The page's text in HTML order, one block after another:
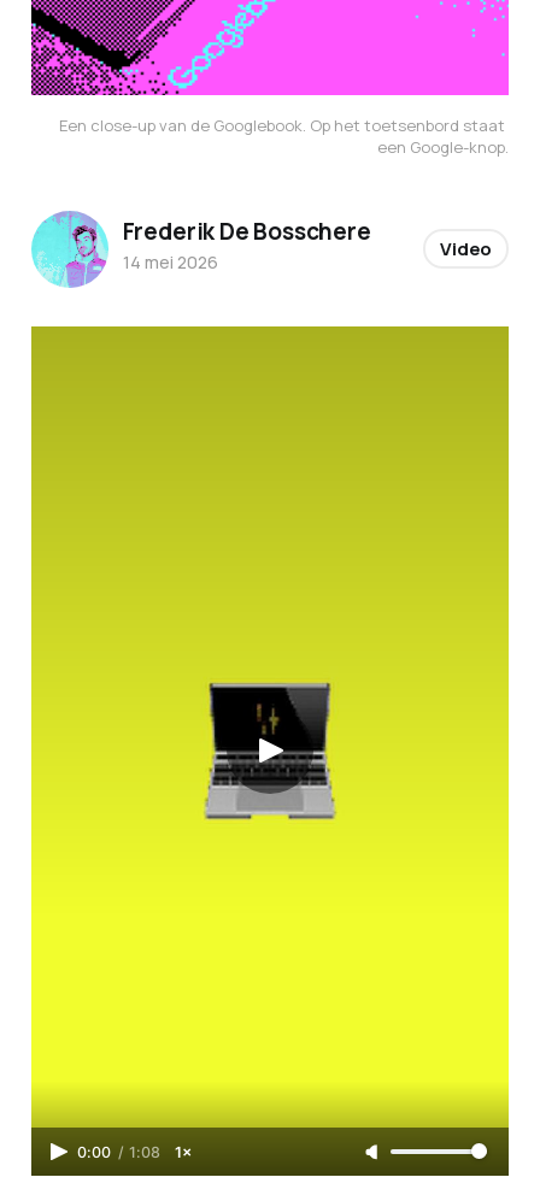
Een close-up van de Googlebook. Op het toetsenbord staat
een Google-knop.
0:00 / 1:08 1×
Frederik De Bosschere
14 mei 2026
Video